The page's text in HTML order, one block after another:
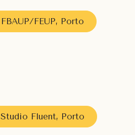
FBAUP/FEUP, Porto
Studio Fluent, Porto